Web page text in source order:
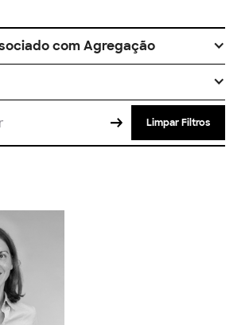
com Agregação
Limpar Filtros